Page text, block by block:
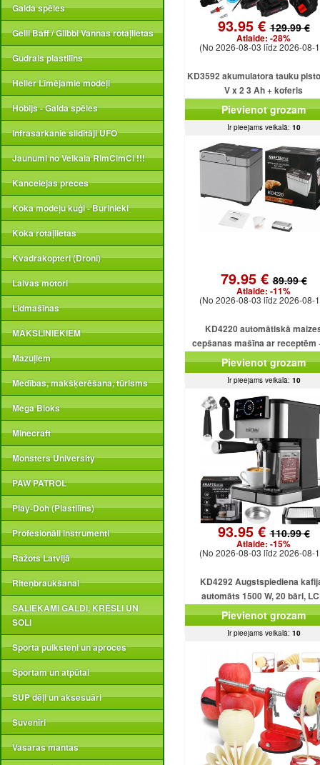
Galda spēles
Gelli Baff / Glibbi Vannas rotaļlietas
Gudrais plastilīns
Heller Līmējamie modeļi
Hobijs - Galda spēles
Infrasarkanie sildītāji UFO
Jaunumi no Veikala RimCimCi !!!
Kancelejas preces
Koka modeļu kuģi - Burinieki
Koka rotaļlietas
Kvadrakopteri (Droni)
Laivas motori
Lidmašīnas
MĀKSLINIEKIEM
Mazuļiem
Medības, makšķerēšana, tūrisms
Mega Bloks
Minecraft
Monsters University
PAW PATROL
Play-Doh (Plastilīns)
Profesionāli instrumenti
Ražots Latvijā
Riteņbraukšanai
SALIEKAMI GALDI, KRĒSLI UN
SOLI
Sporta pulksteņi un aproces
Sportam un atpūtai
SUP dēļi un aksesuāri
Suvenīri
Vasaras mantas
93.95 €129.99 €
Atlaide: -28%
(No 2026-08-03 līdz 2026-08-
KD3592 akumulatora tauku
V x 2 3 Ah + koferis
Pievienot grozam
Ir pieejams veikalā: 10
79.95 €89.99 €
Atlaide: -11%
(No 2026-08-03 līdz 2026-08-
KD4220 automātiskā
cepšanas mašīna ar receptēm
programmām + saldējumu
Pievienot grozam
Ir pieejams veikalā: 10
93.95 €110.99 €
Atlaide: -15%
(No 2026-08-03 līdz 2026-08-
KD4292 Augstspiediena
automāts 1500 W, 20 bāri,
displejs
Pievienot grozam
Ir pieejams veikalā: 10